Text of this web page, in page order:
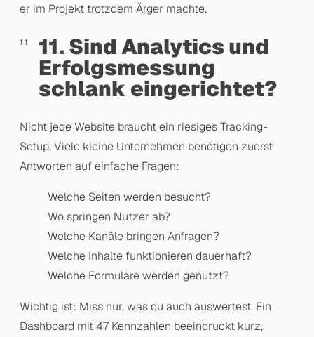
er im Projekt trotzdem Ärger machte.
11. Sind Analytics und
Erfolgsmessung
schlank eingerichtet?
Nicht jede Website braucht ein riesiges Tracking-
Setup. Viele kleine Unternehmen benötigen zuerst
Antworten auf einfache Fragen:
Welche Seiten werden besucht?
Wo springen Nutzer ab?
Welche Kanäle bringen Anfragen?
Welche Inhalte funktionieren dauerhaft?
Welche Formulare werden genutzt?
Wichtig ist: Miss nur, was du auch auswertest. Ein
Dashboard mit 47 Kennzahlen beeindruckt kurz,